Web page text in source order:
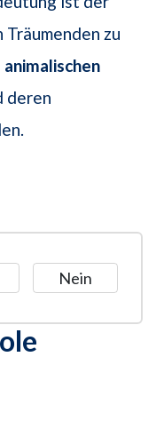
zu
animalischen
deren
Nein